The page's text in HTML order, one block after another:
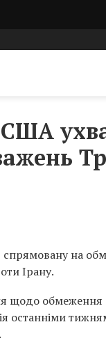
на
Ірану.
щодо
останніми